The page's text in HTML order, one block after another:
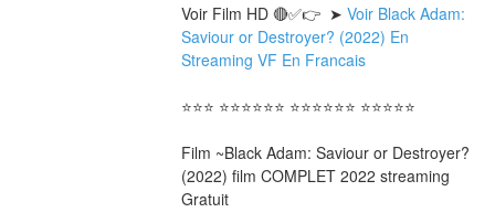
Voir Film HD 🔴✅👉  ➤ Voir Black Adam:
Saviour or Destroyer? (2022) En
Streaming VF En Francais
⭐⭐⭐ ⭐⭐⭐⭐⭐⭐ ⭐⭐⭐⭐⭐⭐ ⭐⭐⭐⭐⭐
Film ~Black Adam: Saviour or Destroyer?
(2022) film COMPLET 2022 streaming
Gratuit